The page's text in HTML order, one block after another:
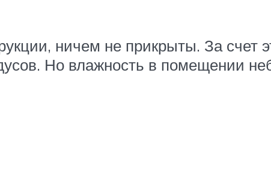
ничем не прикрыты. За счет
Но влажность в помещении